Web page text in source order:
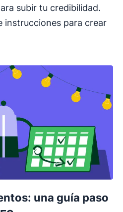
subir tu credibilidad.
instrucciones para crear
una guía paso